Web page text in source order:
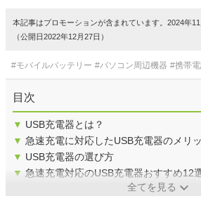
本記事はプロモーションが含まれています。2024年
（公開日2022年12月27日）
#モバイルバッテリー #パソコン周辺機器 #携帯
目次
▼ USB充電器とは？
▼ 急速充電に対応したUSB充電器のメリ
▼ USB充電器の選び方
▼ 急速充電対応のUSB充電器おすすめ12
全てを見る